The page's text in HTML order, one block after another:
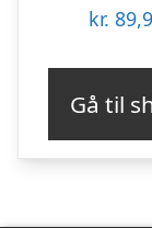
kr.
Gå til